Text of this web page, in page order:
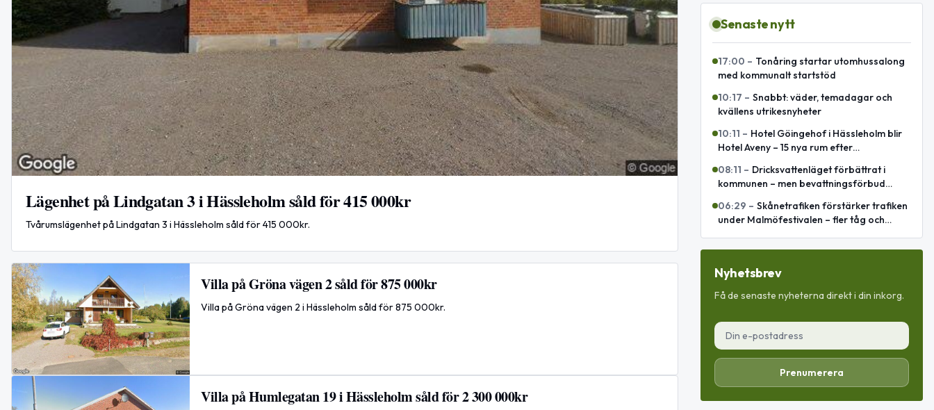
Lägenhet på Lindgatan 3 i Hässleholm såld för 415 000kr
Tvårumslägenhet på Lindgatan 3 i Hässleholm såld för 415 000kr.
Villa på Gröna vägen 2 såld för 875 000kr
Villa på Gröna vägen 2 i Hässleholm såld för 875 000kr.
Villa på Humlegatan 19 i Hässleholm såld för 2 300 000kr
Senaste nytt
17:00 – Tonåring startar utomhussalong
med kommunalt startstöd
10:17 – Snabbt: väder, temadagar och
kvällens utrikesnyheter
10:11 – Hotel Göingehof i Hässleholm blir
Hotel Aveny – 15 nya rum efter
08:11 – Dricksvattenläget förbättrat i
kommunen – men bevattningsförbud
06:29 – Skånetrafiken förstärker trafiken
under Malmöfestivalen – fler tåg och
Nyhetsbrev
Få de senaste nyheterna direkt i din inkorg.
Prenumerera